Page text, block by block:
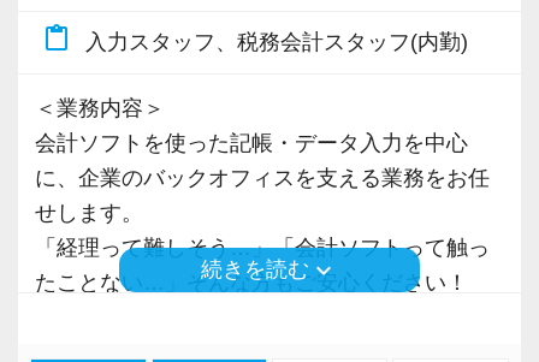
＜立地＞
新橋事務所はJR各線「新橋」駅、東京メトロ銀
座線「新橋」駅、都営地下鉄三田線「内幸町」
駅から各徒歩1分と、複数路線も利用できアクセ
スも良好♪
道中にはコンビニ、カフェ、飲食店も多数あ
り、ランチや出勤前後の買い物も便利な立地で
す◎
content_paste 入力スタッフ、税務会計スタッフ(内勤)
＜業務内容＞
会計ソフトを使った記帳・データ入力を中心
に、企業のバックオフィスを支える業務をお任
せします。
「経理って難しそう…」「会計ソフトって触っ
たことない…」そんな方もご安心ください！
続きを読むkeyboard_arrow_down